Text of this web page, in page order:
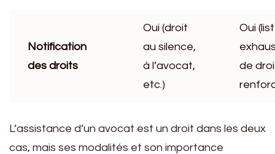
Notification
des droits
Oui (droit
au silence,
à l’avocat,
etc.)
Oui
de
L’assistance d’un avocat est un droit dans les deux
cas, mais ses modalités et son importance